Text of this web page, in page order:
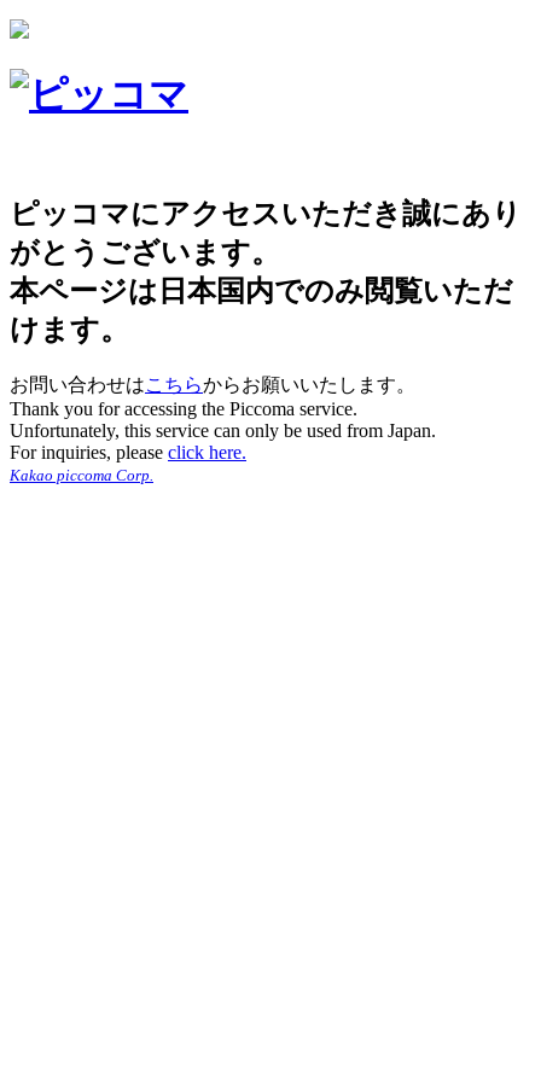
ピッコマにアクセスいただき誠にあり
がとうございます。
本ページは日本国内でのみ閲覧いただ
けます。
お問い合わせはこちらからお願いいたします。
Thank you for accessing the Piccoma service.
Unfortunately, this service can only be used from Japan.
For inquiries, please click here.
Kakao piccoma Corp.